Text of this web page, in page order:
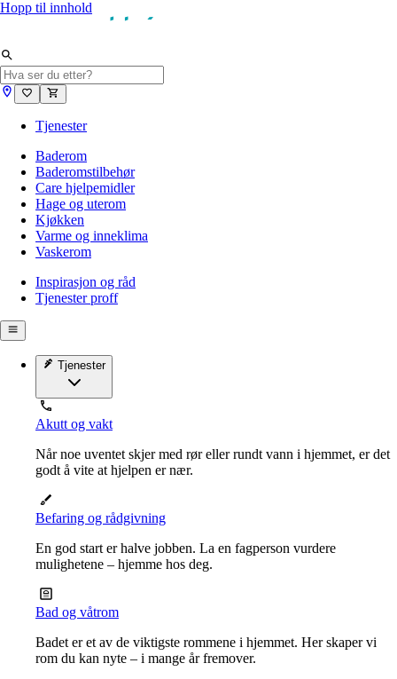
Hopp til innhold
Tjenester
Baderom
Baderomstilbehør
Care hjelpemidler
Hage og uterom
Kjøkken
Varme og inneklima
Vaskerom
Inspirasjon og råd
Tjenester proff
Tjenester
Akutt og vakt
Når noe uventet skjer med rør eller rundt vann i hjemmet, er det
godt å vite at hjelpen er nær.
Befaring og rådgivning
En god start er halve jobben. La en fagperson vurdere
mulighetene – hjemme hos deg.
Bad og våtrom
Badet er et av de viktigste rommene i hjemmet. Her skaper vi
rom du kan nyte – i mange år fremover.